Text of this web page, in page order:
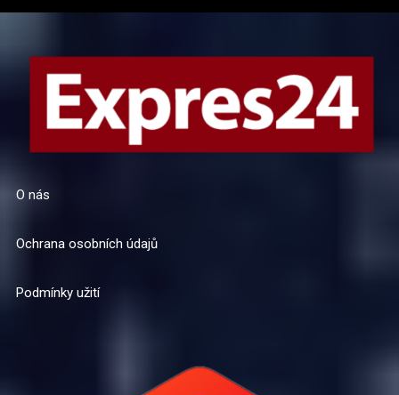
O nás
Ochrana osobních údajů
Podmínky užití